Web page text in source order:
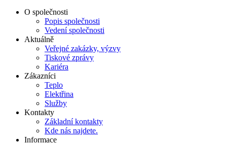
O společnosti
Popis společnosti
Vedení společnosti
Aktuálně
Veřejné zakázky, výzvy
Tiskové zprávy
Kariéra
Zákazníci
Teplo
Elektřina
Služby
Kontakty
Základní kontakty
Kde nás najdete.
Informace